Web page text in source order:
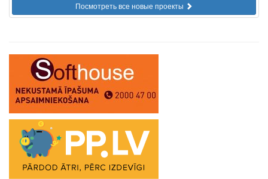
Посмотреть все новые проекты